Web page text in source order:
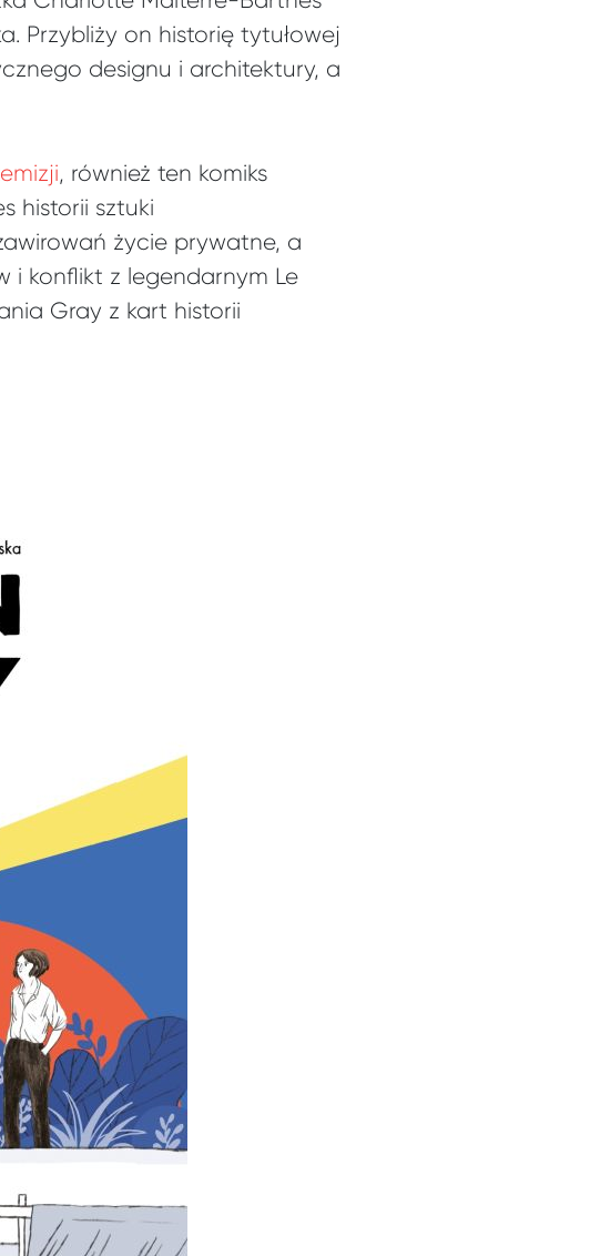
Przybliży on historię tytułowej
designu i architektury, a
, również ten komiks
historii sztuki
życie prywatne, a
i konflikt z legendarnym Le
Gray z kart historii